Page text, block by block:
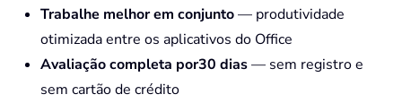
Trabalhe melhor em conjunto— produtividade
otimizada entre os aplicativos do Office
Avaliação completa por30 dias— sem registro e
sem cartão de crédito